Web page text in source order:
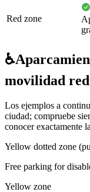
Red zone
♿
movilidad
Los ejemplos a
ciudad; compruebe
conocer exactamente
Yellow dotted zone
Free parking for
Yellow zone